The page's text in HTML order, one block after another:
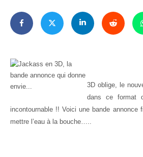
3D oblige, le
dans ce format
incontournable !! Voici une bande annonce
mettre l’eau à la bouche…..